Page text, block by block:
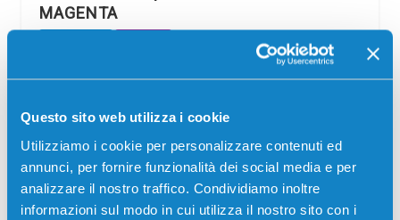
Questo sito web utilizza i cookie
Utilizziamo i cookie per personalizzare contenuti ed
annunci, per fornire funzionalità dei social media e per
analizzare il nostro traffico. Condividiamo inoltre
informazioni sul modo in cui utilizza il nostro sito con i
MAGENTA
pagine per Stampanti: Xerox PHASER 850, Xerox
850N
89,00€